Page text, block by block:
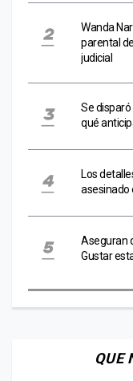
Wanda
parental
judicial
Se disparó
qué
Los
asesinado
Aseguran
Gustar
QUE